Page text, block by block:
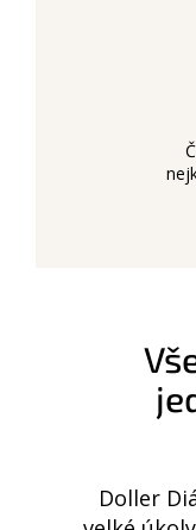
Doller